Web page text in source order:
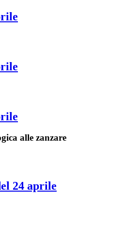
alle zanzare
24 aprile